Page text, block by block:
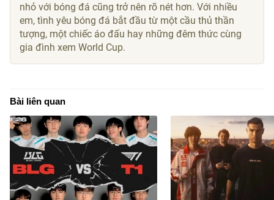
nhỏ với bóng đá cũng trở nên rõ nét hơn. Với nhiều
em, tình yêu bóng đá bắt đầu từ một cầu thủ thần
tượng, một chiếc áo đấu hay những đêm thức cùng
gia đình xem World Cup.
Bài liên quan